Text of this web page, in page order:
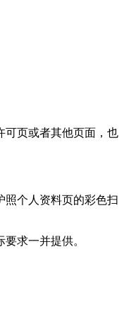
可页或者其他页面，也
照个人资料页的彩色扫
求一并提供。